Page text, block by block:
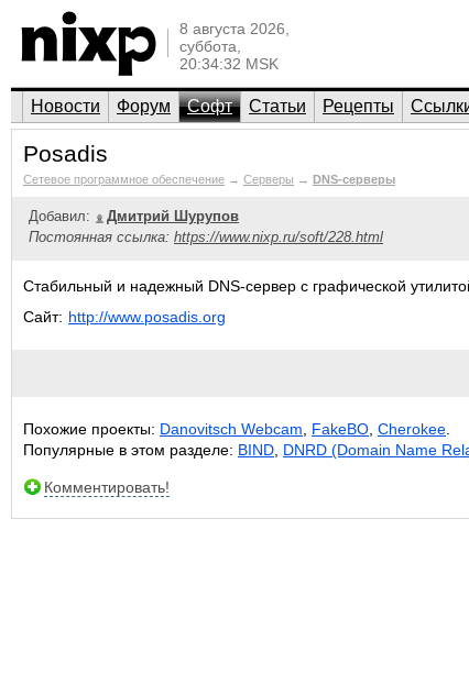
8 августа 2026,
суббота,
20:34:32 MSK
Новости Форум Софт Статьи Рецепты
Posadis
Сетевое программное обеспечение → Серверы → DNS-серверы
Добавил:
Дмитрий Шурупов
Постоянная ссылка: https://www.nixp.ru/soft/228.html
Стабильный и надежный DNS-сервер с графической
Сайт: http://www.posadis.org
Похожие проекты: Danovitsch Webcam FakeBO Cherokee
Популярные в этом разделе: BIND DNRD (Domain Name
Комментировать!